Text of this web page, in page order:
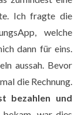
Ich fragte die
welche
dann für eins.
aussah. Bevor
die Rechnung.
bezahlen und